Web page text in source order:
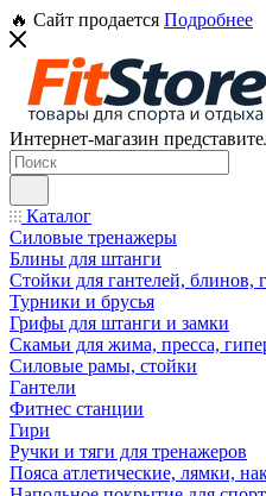
🔥 Сайт продается Подробнее
Интернет-магазин
Каталог
Силовые тренажеры
Блины для штанги
Стойки для гантелей, блинов,
Турники и брусья
Грифы для штанги и замки
Скамьи для жима, пресса,
Силовые рамы, стойки
Гантели
Фитнес станции
Гири
Ручки и тяги для тренажеров
Пояса атлетические, лямки,